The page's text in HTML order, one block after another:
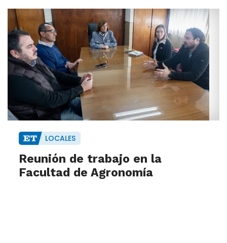
LOCALES
Reunión de trabajo en la
Facultad de Agronomía